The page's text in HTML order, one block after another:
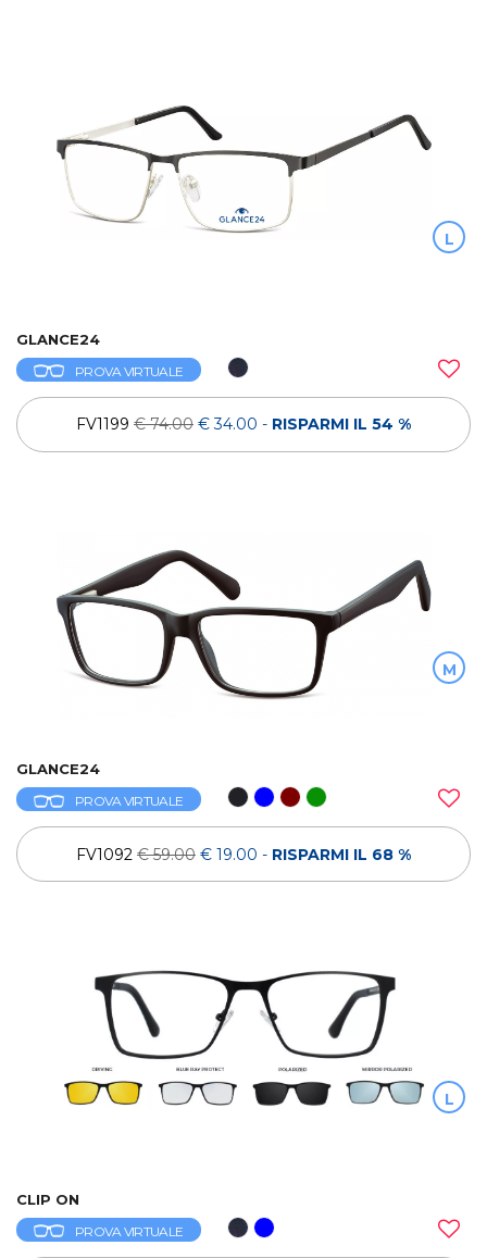
L
GLANCE24
PROVA VIRTUALE
FV1199 € 74.00 € 34.00 - RISPARMI IL 54 %
M
GLANCE24
PROVA VIRTUALE
FV1092 € 59.00 € 19.00 - RISPARMI IL 68 %
L
CLIP ON
PROVA VIRTUALE